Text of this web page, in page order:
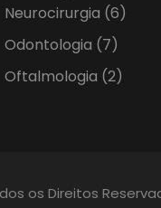
Neurocirurgia (6)
Odontologia (7)
Oftalmologia (2)
os Direitos